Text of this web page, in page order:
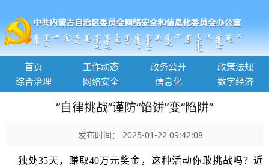
首页 工作动态 政务公开
政策法规
综合治理
网络安全 信息化 数字经济
“自律挑战”谨防“馅饼”变“陷阱”
发布时间： 2025-01-22 09:42:08
独处35天，赚取40万元奖金，这种活动你敢挑战吗？近